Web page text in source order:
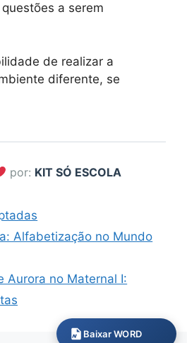
a serem
de realizar a
diferente, se
por: KIT SÓ ESCOLA
Alfabetização no Mundo
Aurora no Maternal I:
Baixar WORD